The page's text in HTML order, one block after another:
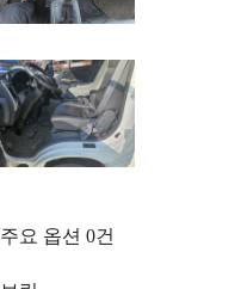
주요 옵션 0건